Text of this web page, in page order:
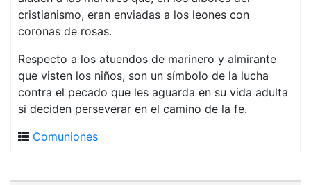
cristianismo, eran enviadas a los leones con
coronas de rosas.
Respecto a los atuendos de marinero y almirante
que visten los niños, son un símbolo de la lucha
contra el pecado que les aguarda en su vida adulta
si deciden perseverar en el camino de la fe.
Comuniones